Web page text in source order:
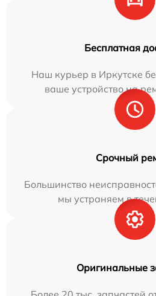
Бесплатная
Наш курьер в Иркутске
ваше устройство на
Срочный
Большинство
мы устраняем в
Оригинальные